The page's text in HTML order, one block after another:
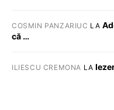
COSMIN PANZARIUC LA
că …
ILIESCU CREMONA LA